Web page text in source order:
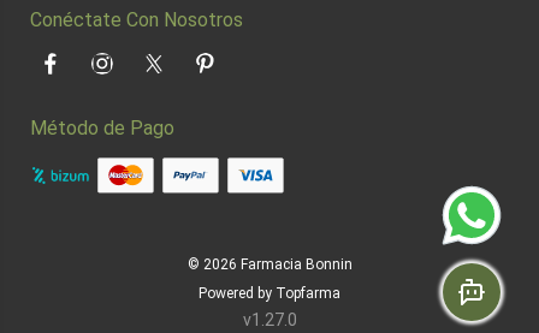
Conéctate Con Nosotros
FacebookInstagramTwitter Pinterest
Método de Pago
© 2026 Farmacia Bonnin
Powered by Topfarma
v1.27.0